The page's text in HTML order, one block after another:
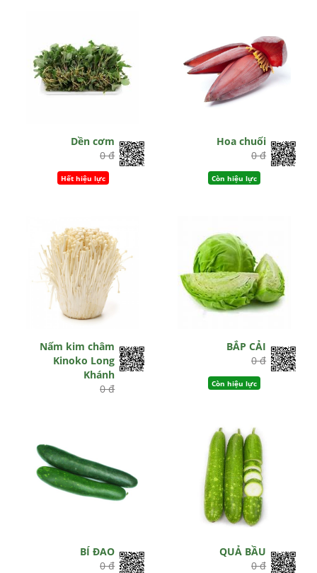
Dền cơm
0 đ
Hết hiệu lực
Hoa chuối
0 đ
Còn hiệu lực
Nấm kim châm
Kinoko Long
Khánh
0 đ
BẮP CẢI
0 đ
Còn hiệu lực
BÍ ĐAO
0 đ
QUẢ BẦU
0 đ